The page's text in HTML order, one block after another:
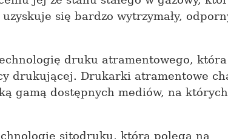
się bardzo wytrzymały,
druku atramentowego,
drukującej. Drukarki atramentowe
gamą dostępnych mediów, na
sitodruku, która polega na